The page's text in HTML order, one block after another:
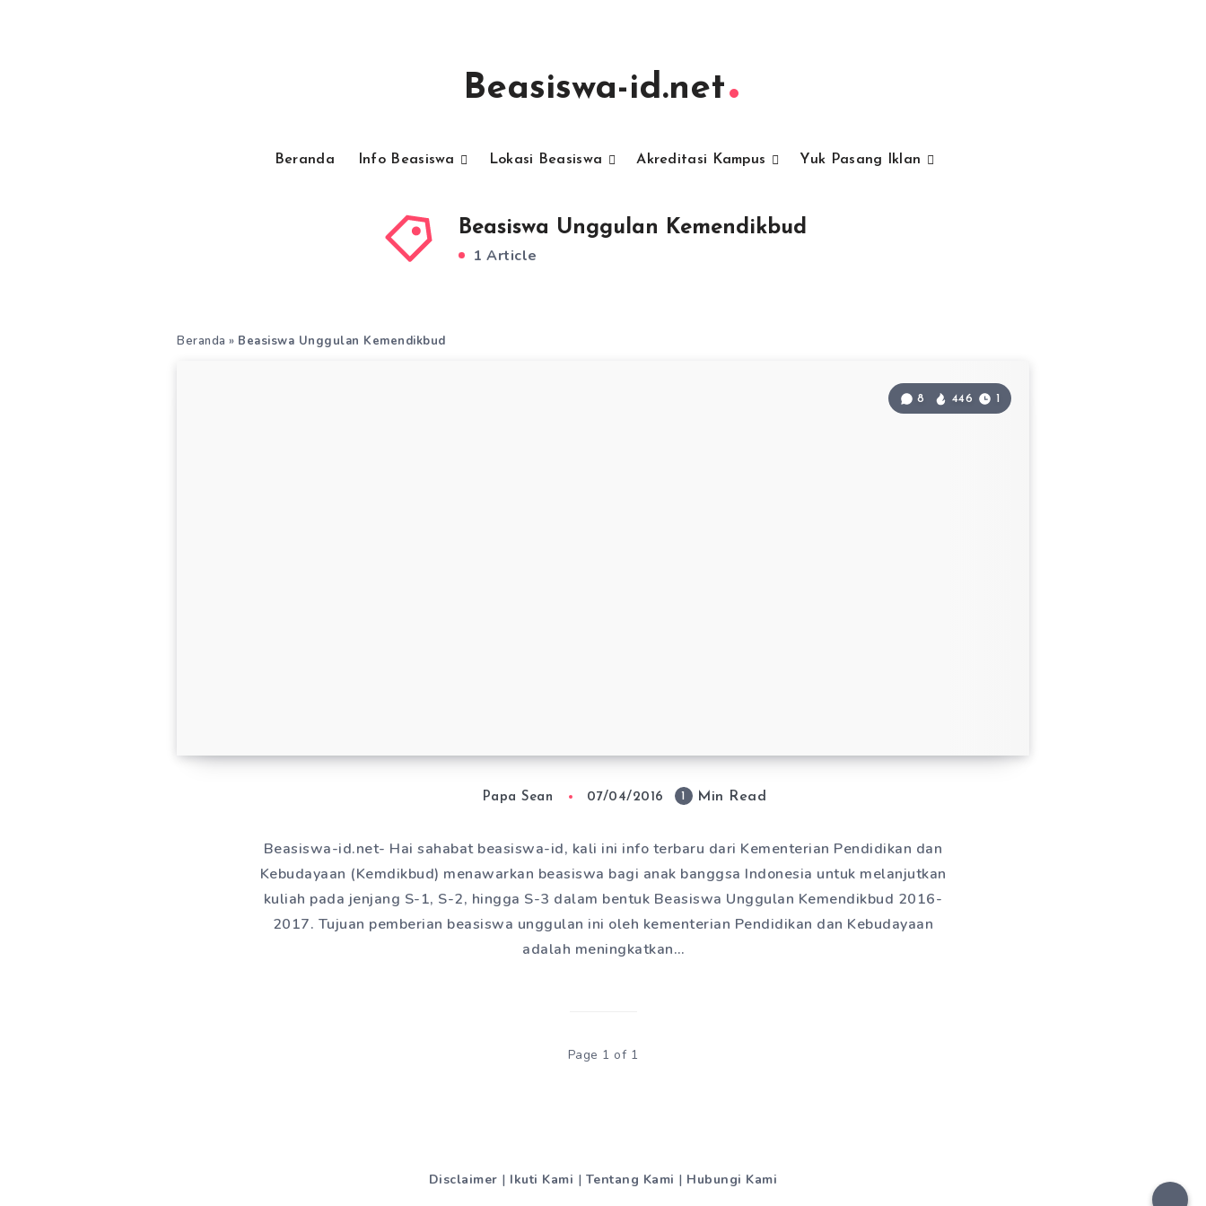
Beasiswa-id.net
Beranda Info Beasiswa Lokasi Beasiswa Akreditasi Kampus Yuk Pasang Iklan
Beasiswa Unggulan Kemendikbud
1 Article
Beranda » Beasiswa Unggulan Kemendikbud
8 446 1
Papa Sean 07/04/2016 1 Min Read
Beasiswa-id.net- Hai sahabat beasiswa-id, kali ini info terbaru dari Kementerian Pendidikan dan
Kebudayaan (Kemdikbud) menawarkan beasiswa bagi anak banggsa Indonesia untuk melanjutkan
kuliah pada jenjang S-1, S-2, hingga S-3 dalam bentuk Beasiswa Unggulan Kemendikbud 2016-
2017. Tujuan pemberian beasiswa unggulan ini oleh kementerian Pendidikan dan Kebudayaan
adalah meningkatkan…
Page 1 of 1
Disclaimer | Ikuti Kami | Tentang Kami | Hubungi Kami